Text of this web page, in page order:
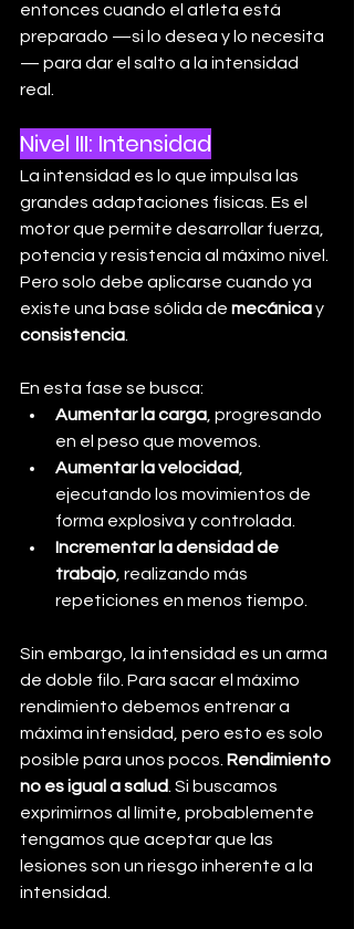
entonces cuando el atleta está
preparado —si lo desea y lo necesita
— para dar el salto a la intensidad
real.
Nivel III: Intensidad
La intensidad es lo que impulsa las
grandes adaptaciones físicas. Es el
motor que permite desarrollar fuerza,
potencia y resistencia al máximo nivel.
Pero solo debe aplicarse cuando ya
existe una base sólida de mecánica y
consistencia
En esta fase se busca:
Aumentar la carga , progresando
en el peso que movemos.
Aumentar la velocidad
ejecutando los movimientos de
forma explosiva y controlada.
Incrementar la densidad de
trabajo , realizando más
repeticiones en menos tiempo.
Sin embargo, la intensidad es un arma
de doble filo. Para sacar el máximo
rendimiento debemos entrenar a
máxima intensidad, pero esto es solo
posible para unos pocos. Rendimiento
no es igual a salud . Si buscamos
exprimirnos al límite, probablemente
tengamos que aceptar que las
lesiones son un riesgo inherente a la
intensidad.